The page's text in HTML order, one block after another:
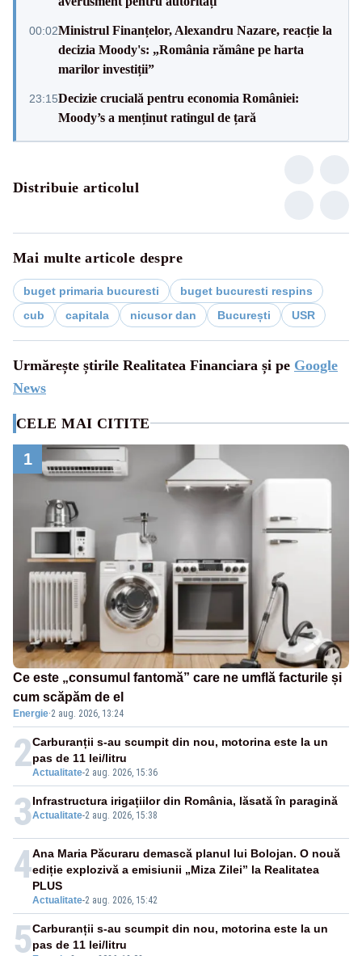
00:02Ministrul Finanțelor, Alexandru Nazare, reacție la
decizia Moody's: „România rămâne pe harta
marilor investiții”
23:15Decizie crucială pentru economia României:
Moody’s a menținut ratingul de țară
Distribuie articolul
Mai multe articole despre
buget primaria bucuresti
buget bucuresti respins
cub
capitala nicusor dan București USR
Urmărește știrile Realitatea Financiara și pe Google
News
CELE MAI CITITE
1
Ce este „consumul fantomă” care ne umflă facturile și
cum scăpăm de el
Energie·2 aug. 2026, 13:24
2Actualitate-2 aug. 2026, 15:36
Carburanții s-au scumpit din nou, motorina este la un
pas de 11 lei/litru
3Actualitate-2 aug. 2026, 15:38
Infrastructura irigațiilor din România, lăsată în paragină
4
Actualitate-2 aug. 2026, 15:42
Ana Maria Păcuraru demască planul lui Bolojan. O nouă
ediție explozivă a emisiunii „Miza Zilei” la Realitatea
PLUS
5Carburanții s-au scumpit din nou, motorina este la un
pas de 11 lei/litru